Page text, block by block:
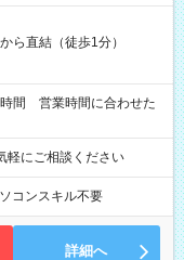
ら直結（徒歩1分）
にご相談ください
コンスキル不要
詳細へ